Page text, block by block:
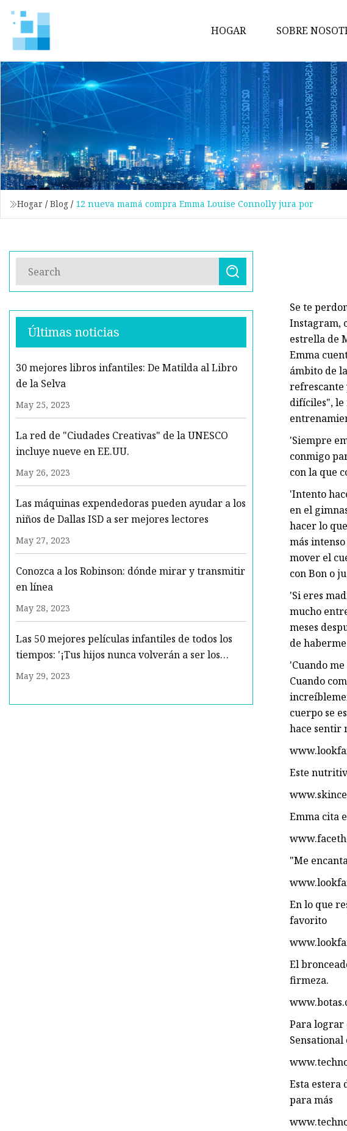
HOGAR SOBRE
Hogar / Blog / 12 nueva mamá compra Emma Louise Connolly jura por
Últimas noticias
30 mejores libros infantiles: De Matilda al Libro
de la Selva
May 25, 2023
La red de "Ciudades Creativas" de la UNESCO
incluye nueve en EE.UU.
May 26, 2023
Las máquinas expendedoras pueden ayudar a los
niños de Dallas ISD a ser mejores lectores
May 27, 2023
Conozca a los Robinson: dónde mirar y transmitir
en línea
May 28, 2023
Las 50 mejores películas infantiles de todos los
tiempos: '¡Tus hijos nunca volverán a ser los
mismos!'
May 29, 2023
Se te
Instagram,
estrella de
Emma
ámbito de
refrescante
difíciles", le
'Siempre
conmigo
con la que
'Intento
en el
hacer lo
más
mover el
con Bon o
'Si eres
mucho
meses
de
'Cuando
Cuando
cuerpo se
hace sentir
Este
Emma cita
"Me
En lo que
favorito
El
firmeza.
Para lograr
Sensational
Esta estera
para más